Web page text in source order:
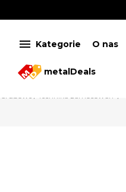
 Kategorie O nas
metalDeals